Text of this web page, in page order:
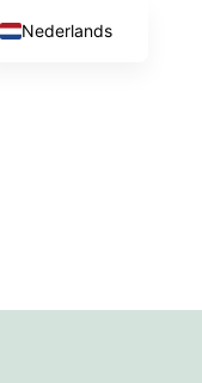
Nederlands